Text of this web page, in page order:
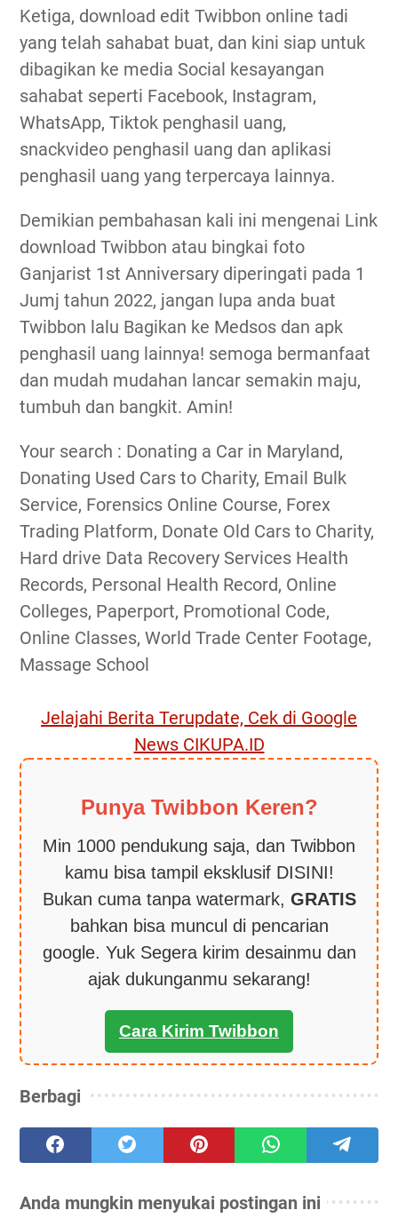
Ketiga, download edit Twibbon online tadi
yang telah sahabat buat, dan kini siap untuk
dibagikan ke media Social kesayangan
sahabat seperti Facebook, Instagram,
WhatsApp, Tiktok penghasil uang,
snackvideo penghasil uang dan aplikasi
penghasil uang yang terpercaya lainnya.
Demikian pembahasan kali ini mengenai Link
download Twibbon atau bingkai foto
Ganjarist 1st Anniversary diperingati pada 1
Jumj tahun 2022, jangan lupa anda buat
Twibbon lalu Bagikan ke Medsos dan apk
penghasil uang lainnya! semoga bermanfaat
dan mudah mudahan lancar semakin maju,
tumbuh dan bangkit. Amin!
Your search : Donating a Car in Maryland,
Donating Used Cars to Charity, Email Bulk
Service, Forensics Online Course, Forex
Trading Platform, Donate Old Cars to Charity,
Hard drive Data Recovery Services Health
Records, Personal Health Record, Online
Colleges, Paperport, Promotional Code,
Online Classes, World Trade Center Footage,
Massage School
Jelajahi Berita Terupdate, Cek di Google
News CIKUPA.ID
Punya Twibbon Keren?
Min 1000 pendukung saja, dan Twibbon
kamu bisa tampil eksklusif DISINI!
Bukan cuma tanpa watermark, GRATIS
bahkan bisa muncul di pencarian
google. Yuk Segera kirim desainmu dan
ajak dukunganmu sekarang!
Cara Kirim Twibbon
Berbagi
Anda mungkin menyukai postingan ini